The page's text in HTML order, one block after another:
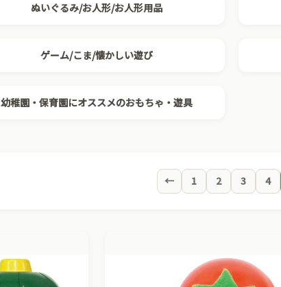
ぬいぐるみ/お人形/お人形用品
ゲーム/こま/懐かしい遊び
幼稚園・保育園にオススメのおもちゃ・遊具
← 1 2 3 4